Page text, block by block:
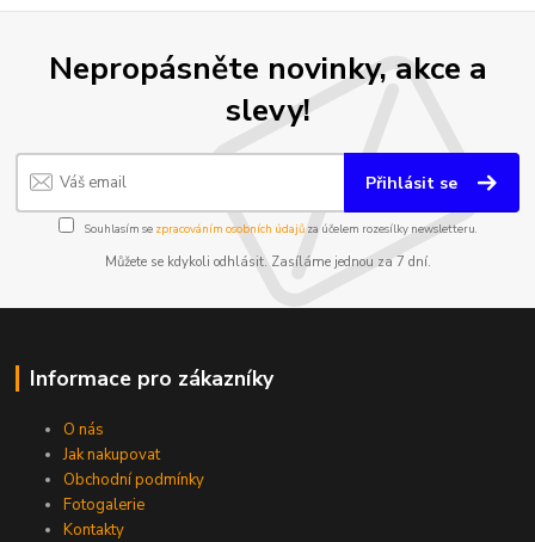
Nepropásněte novinky, akce a
slevy!
Přihlásit se
Souhlasím se zpracováním osobních údajůza účelem rozesílky newsletteru.
Můžete se kdykoli odhlásit. Zasíláme jednou za 7 dní.
Informace pro zákazníky
O nás
Jak nakupovat
Obchodní podmínky
Fotogalerie
Kontakty